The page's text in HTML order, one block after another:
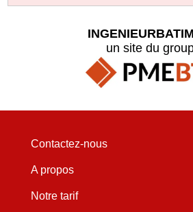
un site du
Contactez-nous
A propos
Notre tarif